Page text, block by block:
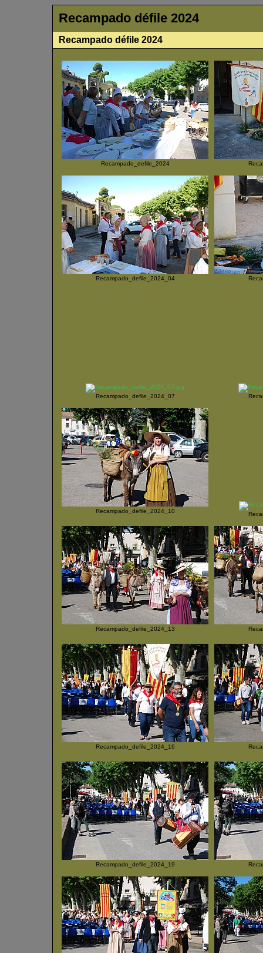
Recampado défile 2024
Recampado défile 2024
Recampado_defile_2024
Recampado_defile_2024_04
Recampado_defile_2024_07
Recampado_defile_2024_10
Recampado_defile_2024_13
Recampado_defile_2024_16
Recampado_defile_2024_19